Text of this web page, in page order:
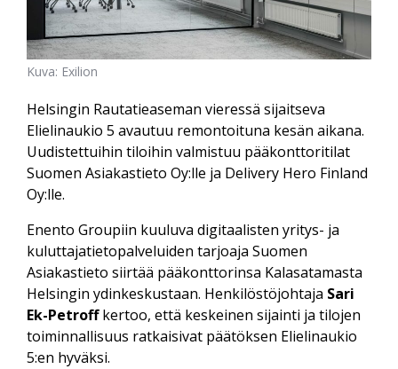
Kuva: Exilion
Helsingin Rautatieaseman vieressä sijaitseva
Elielinaukio 5 avautuu remontoituna kesän aikana.
Uudistettuihin tiloihin valmistuu pääkonttoritilat
Suomen Asiakastieto Oy:lle ja Delivery Hero Finland
Oy:lle.
Enento Groupiin kuuluva digitaalisten yritys- ja
kuluttajatietopalveluiden tarjoaja Suomen
Asiakastieto siirtää pääkonttorinsa Kalasatamasta
Helsingin ydinkeskustaan. Henkilöstöjohtaja Sari
Ek-Petroffkertoo, että keskeinen sijainti ja tilojen
toiminnallisuus ratkaisivat päätöksen Elielinaukio
5:en hyväksi.